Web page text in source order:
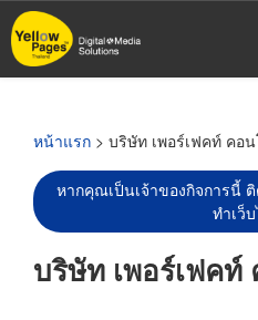
ข้าม
ไป
หน้าแรก > บริษัท เพอร์เฟคท์ คอ
หากคุณเป็นเจ้าของกิจการนี้
ทำเว็
บริษัท เพอร์เฟค